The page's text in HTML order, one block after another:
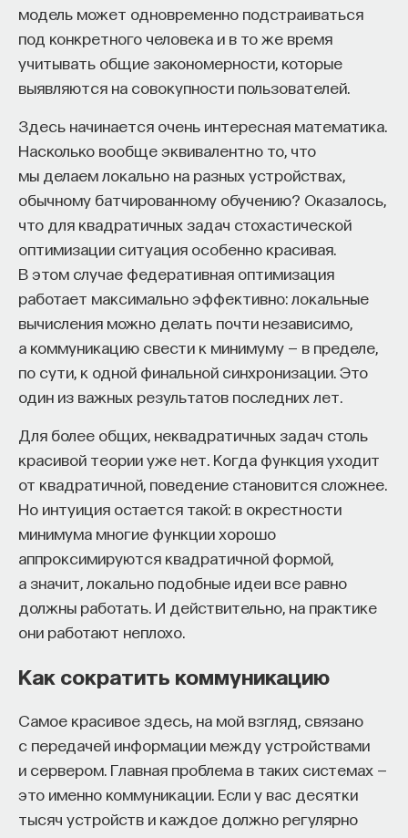
модель может одновременно подстраиваться
под конкретного человека и в то же время
учитывать общие закономерности, которые
выявляются на совокупности пользователей.
Здесь начинается очень интересная математика.
Насколько вообще эквивалентно то, что
мы делаем локально на разных устройствах,
обычному батчированному обучению? Оказалось,
что для квадратичных задач стохастической
оптимизации ситуация особенно красивая.
В этом случае федеративная оптимизация
работает максимально эффективно: локальные
вычисления можно делать почти независимо,
а коммуникацию свести к минимуму — в пределе,
по сути, к одной финальной синхронизации. Это
один из важных результатов последних лет.
Для более общих, неквадратичных задач столь
красивой теории уже нет. Когда функция уходит
от квадратичной, поведение становится сложнее.
Но интуиция остается такой: в окрестности
минимума многие функции хорошо
аппроксимируются квадратичной формой,
а значит, локально подобные идеи все равно
должны работать. И действительно, на практике
они работают неплохо.
Как сократить коммуникацию
Самое красивое здесь, на мой взгляд, связано
с передачей информации между устройствами
и сервером. Главная проблема в таких системах —
это именно коммуникации. Если у вас десятки
тысяч устройств и каждое должно регулярно